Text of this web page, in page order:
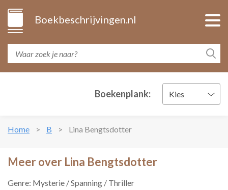
Boekbeschrijvingen.nl
Boekenplank: Kies
Home B Lina Bengtsdotter
Meer over Lina Bengtsdotter
Genre: Mysterie / Spanning / Thriller